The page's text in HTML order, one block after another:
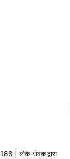
188 | लोक-सेवक द्वारा